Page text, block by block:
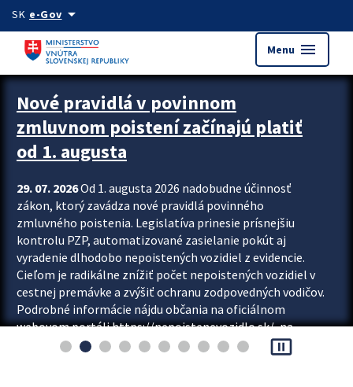
Preskocit na hlavný obsah
SK e-Govarrow_drop_down
Menu menu
Zastavit automatický posun upútavok
Nové pravidlá v povinnom
zmluvnom poistení začínajú platiť
od 1. augusta
29. 07. 2026Od 1. augusta 2026 nadobudne účinnosť
zákon, ktorý zavádza nové pravidlá povinného
zmluvného poistenia. Legislatíva prinesie prísnejšiu
kontrolu PZP, automatizované zasielanie pokút aj
vyradenie dlhodobo nepoistených vozidiel z evidencie.
Cieľom je radikálne znížiť počet nepoistených vozidiel v
cestnej premávke a zvýšiť ochranu zodpovedných vodičov.
Podrobné informácie nájdu občania na oficiálnom
webovom portáli https://nepoistenevozidlo.sk/, na
ktorom od augusta pribudne aj možnosť overiť si...
pause_presentation